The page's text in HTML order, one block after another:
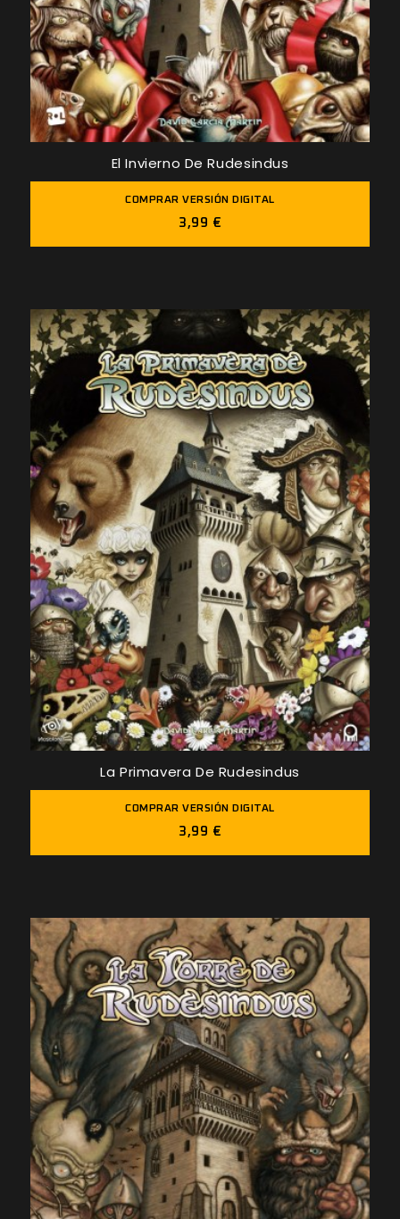
El Invierno De Rudesindus
COMPRAR VERSIÓN DIGITAL
3,99 €
La Primavera De Rudesindus
COMPRAR VERSIÓN DIGITAL
3,99 €